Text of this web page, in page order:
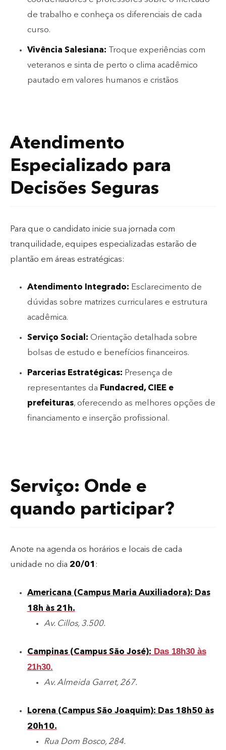
de trabalho e conheça os diferenciais de cada
curso.
Vivência Salesiana: Troque experiências com
veteranos e sinta de perto o clima acadêmico
pautado em valores humanos e cristãos
Atendimento
Especializado para
Decisões Seguras
Para que o candidato inicie sua jornada com
tranquilidade, equipes especializadas estarão de
plantão em áreas estratégicas:
Atendimento Integrado: Esclarecimento de
dúvidas sobre matrizes curriculares e estrutura
acadêmica.
Serviço Social: Orientação detalhada sobre
bolsas de estudo e benefícios financeiros.
Parcerias Estratégicas: Presença de
representantes da Fundacred, CIEE e
prefeituras, oferecendo as melhores opções de
financiamento e inserção profissional.
Serviço: Onde e
quando participar?
Anote na agenda os horários e locais de cada
unidade no dia 20/01 :
Americana (Campus Maria Auxiliadora): Das
18h às 21h.
Av. Cillos, 3.500.
Campinas (Campus São José): Das 18h30 às
21h30.
Av. Almeida Garret, 267.
Lorena (Campus São Joaquim): Das 18h50 às
20h10.
Rua Dom Bosco, 284.